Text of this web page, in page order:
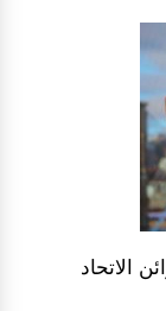
الاتحاد